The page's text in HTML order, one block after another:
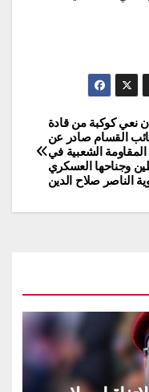
نعي كوكبة من قادة
القسام صادر عن
الشعبية في
وجناحها العسكري
الناصر صلاح الدين